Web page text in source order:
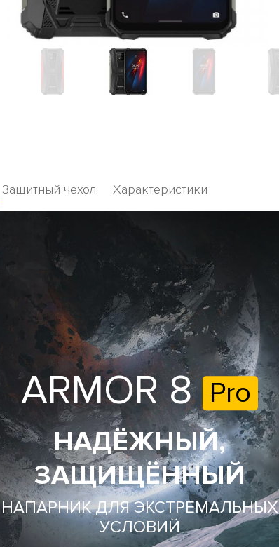
Защитный чехол Характеристики
ARMOR 8 Pro
НАДЁЖНЫЙ,
ЗАЩИЩЁННЫЙ
НАПАРНИК ДЛЯ ЭКСТРЕМАЛЬНЫХ
УСЛОВИЙ